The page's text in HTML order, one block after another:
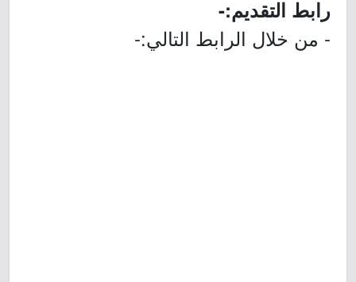
رابط التقديم:-
- من خلال الرابط التالي:-